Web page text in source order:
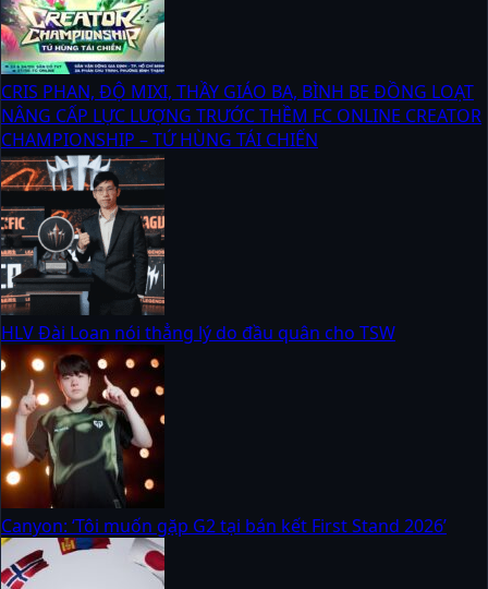
CRIS PHAN, ĐỘ MIXI, THẦY GIÁO BA, BÌNH BE ĐỒNG LOẠT
NÂNG CẤP LỰC LƯỢNG TRƯỚC THỀM FC ONLINE CREATOR
CHAMPIONSHIP – TỨ HÙNG TÁI CHIẾN
HLV Đài Loan nói thẳng lý do đầu quân cho TSW
Canyon: ‘Tôi muốn gặp G2 tại bán kết First Stand 2026’